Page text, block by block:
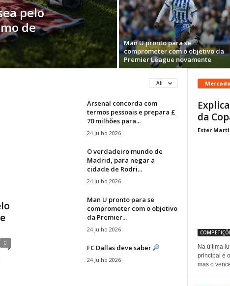
pelo
de
Man U pronto para se
comprometer com o objetivo da
Premier League novamente
All
0
Arsenal concorda com
termos pessoais e prepara £
70 milhões para...
24 Julho 2026
O verdadeiro mundo de
Madrid, para negar a
cidade de Rodri...
24 Julho 2026
Man U pronto para se
comprometer com o objetivo
da Premier...
24 Julho 2026
FC Dallas deve saber
24 Julho 2026
Mercado
da
Ester
Na última
principal é
mas o